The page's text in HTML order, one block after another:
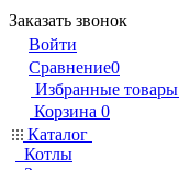
Заказать звонок
Войти
Сравнение0
Избранные товары
Корзина 0
Каталог
Котлы